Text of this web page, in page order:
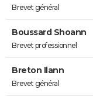
Brevet général
Boussard Shoann
Brevet professionnel
Breton Ilann
Brevet général